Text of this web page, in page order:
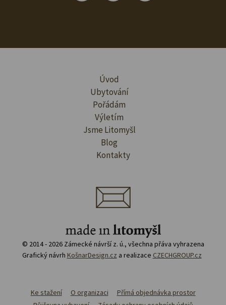
Úvod
Ubytování
Pořádám
Výletím
Jsme Litomyšl
Blog
Kontakty
© 2014 - 2026 Zámecké návrší z. ú., všechna přáva vyhrazena
Grafický návrh KošnarDesign.cz a realizace CZECHGROUP.cz
Ke stažení O organizaci
Přímá objednávka prostor